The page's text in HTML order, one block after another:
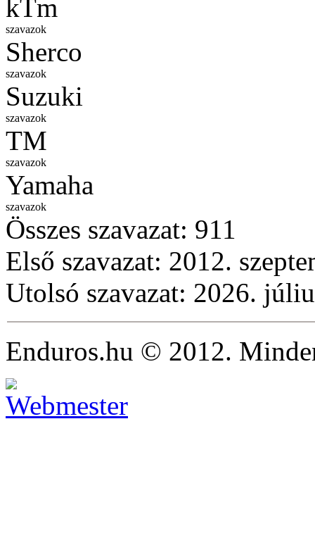
kTm
szavazok
Sherco
szavazok
Suzuki
szavazok
TM
szavazok
Yamaha
szavazok
Összes szavazat: 911
Első szavazat: 2012.
Utolsó szavazat: 2026.
Enduros.hu © 2012.